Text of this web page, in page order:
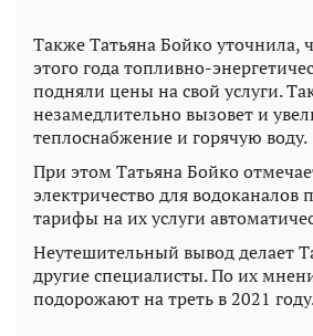
Также Татьяна Бойко уточнила,
этого года топливно-
подняли цены на свой услуги.
незамедлительно вызовет и
теплоснабжение и горячую воду.
При этом Татьяна Бойко
электричество для водоканалов
тарифы на их услуги
Неутешительный вывод делает
другие специалисты. По их
подорожают на треть в 2021